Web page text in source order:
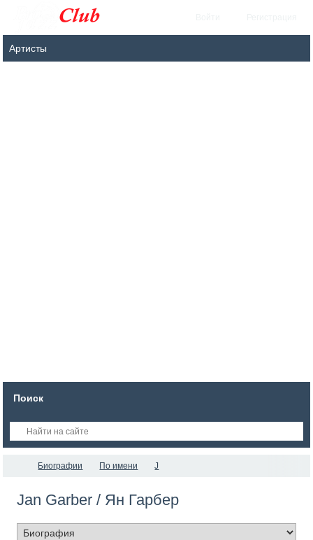
Поиск
Биографии По имени J
Jan Garber / Ян Гарбер